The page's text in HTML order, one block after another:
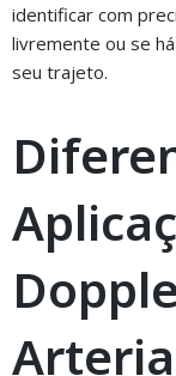
identificar com
livremente ou se
seu trajeto.